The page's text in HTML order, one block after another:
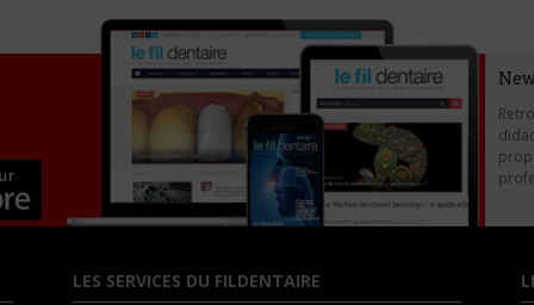
LES SERVICES DU FILDENTAIRE